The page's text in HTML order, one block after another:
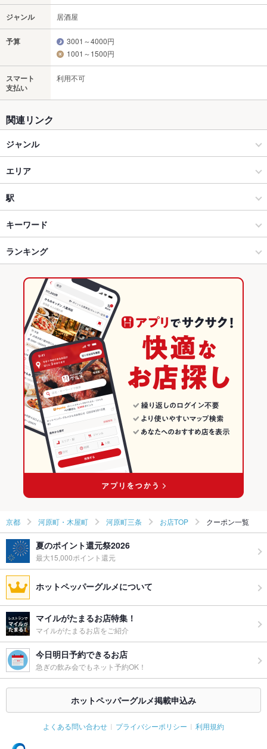
ジャンル 居酒屋
予算
3001～4000円
1001～1500円
スマート
支払い
利用不可
関連リンク
ジャンル
居酒屋
創作
海鮮
河原町・木屋町 × 居酒屋
河原町・木屋町 × 創作
河原町・木屋町 × 海鮮
京都市役所前駅 × 居酒屋
京都市役所前駅 × 創作
京都市役所前駅 × 海鮮
エリア
河原町三条
河原町三条 × 居酒屋
河原町三条 × 創作
河原町三条 × 海鮮
京都 × 居酒屋
京都 × 創作
京都 × 海鮮
駅
京都河原町駅
京都市役所前駅
三条京阪駅
キーワード
からあげ
ランキング
京都のグルメランキング
京都の居酒屋ランキング
河原町・木屋町のグルメランキング
河原町・木屋町の居酒屋ランキング
河原町三条のグルメランキング
河原町三条の居酒屋ランキング
京都 河原町・木屋町 河原町三条 お店TOP クーポン一覧
夏のポイント還元祭2026
最大15,000ポイント還元
ホットペッパーグルメについて
マイルがたまるお店特集！
マイルがたまるお店をご紹介
今日明日予約できるお店
急ぎの飲み会でもネット予約OK！
ホットペッパーグルメ掲載申込み
よくある問い合わせ プライバシーポリシー 利用規約